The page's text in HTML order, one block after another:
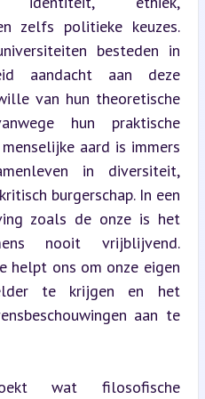
zelfs politieke keuzes.
besteden in
aandacht aan deze
van hun theoretische
hun praktische
aard is immers
in diversiteit,
burgerschap. In een
zoals de onze is het
nooit vrijblijvend.
helpt ons om onze eigen
te krijgen en het
aan te
wat filosofische